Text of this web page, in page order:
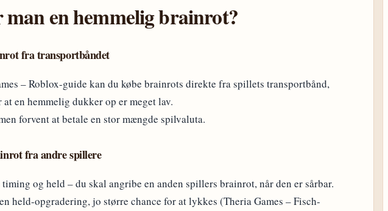
en hemmelig brainrot?
fra transportbåndet
– Roblox-guide kan du købe brainrots direkte fra spillets transportbånd,
at en hemmelig dukker op er meget lav.
forvent at betale en stor mængde spilvaluta.
fra andre spillere
og held – du skal angribe en anden spillers brainrot, når den er sårbar.
held-opgradering, jo større chance for at lykkes (Theria Games – Fisch-